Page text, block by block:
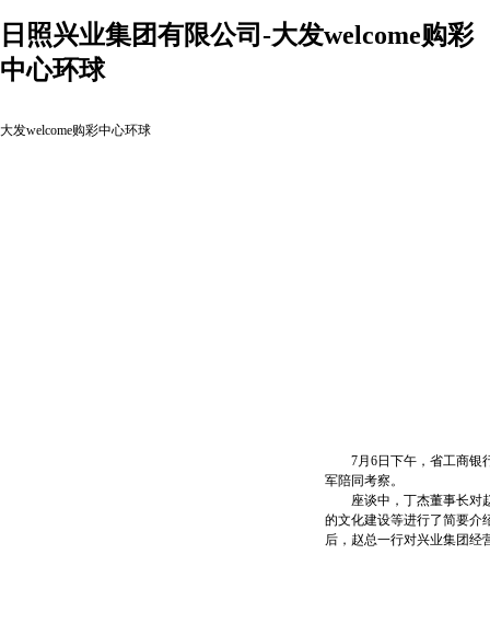
日照兴业集团有限公司-大发welcome购彩
中心环球
大发welcome购彩中心环球
7月6日下午，省工商银行
军陪同考察。
座谈中，丁杰董事长对赵
的文化建设等进行了简要介
后，赵总一行对兴业集团经